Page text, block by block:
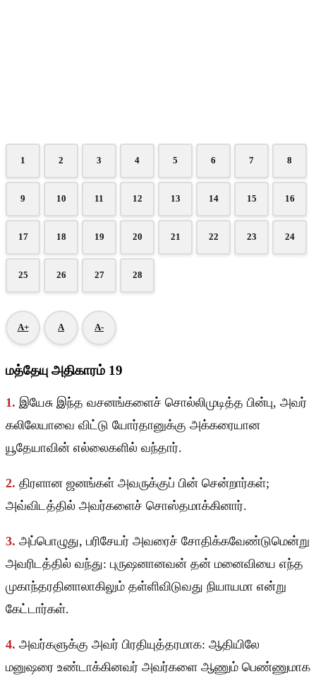
1 2 3 4 5 6 7 8
9 10 11 12 13 14 15 16
17 18 19 20 21 22 23 24
25 26 27 28
A+ A A-
மத்தேயு அதிகாரம் 19
1. இயேசு இந்த வசனங்களைச் சொல்லிமுடித்த பின்பு, அவர்
கலிலேயாவை விட்டு யோர்தானுக்கு அக்கரையான
யூதேயாவின் எல்லைகளில் வந்தார்.
2. திரளான ஜனங்கள் அவருக்குப் பின் சென்றார்கள்;
அவ்விடத்தில் அவர்களைச் சொஸ்தமாக்கினார்.
3. அப்பொழுது, பரிசேயர் அவரைச் சோதிக்கவேண்டுமென்று
அவரிடத்தில் வந்து: புருஷனானவன் தன் மனைவியை எந்த
முகாந்தரதினாலாகிலும் தள்ளிவிடுவது நியாயமா என்று
கேட்டார்கள்.
4. அவர்களுக்கு அவர் பிரதியுத்தரமாக: ஆதியிலே
மனுஷரை உண்டாக்கினவர் அவர்களை ஆணும் பெண்ணுமாக